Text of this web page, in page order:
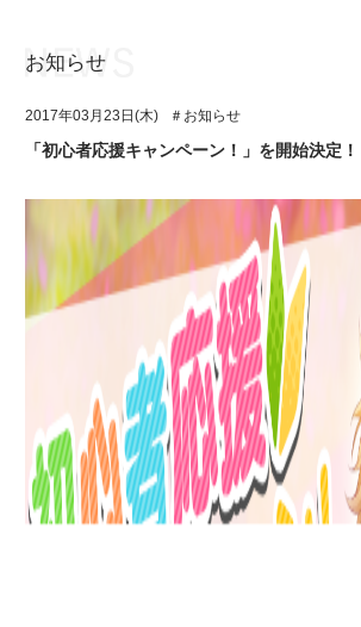
アプリゲーム
イベント・キャンペーン
ギャラリー
ユニット&キャラクター
アプリゲーム
イベント・キャンペーン
ミュージック
グッズ・本
ギャラリー
お知らせ
2017年03月23日(木) ＃お知らせ
「初心者応援キャンペーン！」を開始決定！